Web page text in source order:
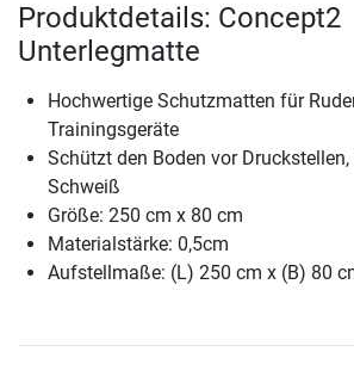
Produktdetails: Concept2
Unterlegmatte
Hochwertige Schutzmatten für
Trainingsgeräte
Schützt den Boden vor
Schweiß
Größe: 250 cm x 80 cm
Materialstärke: 0,5cm
Aufstellmaße: (L) 250 cm x (B) 80